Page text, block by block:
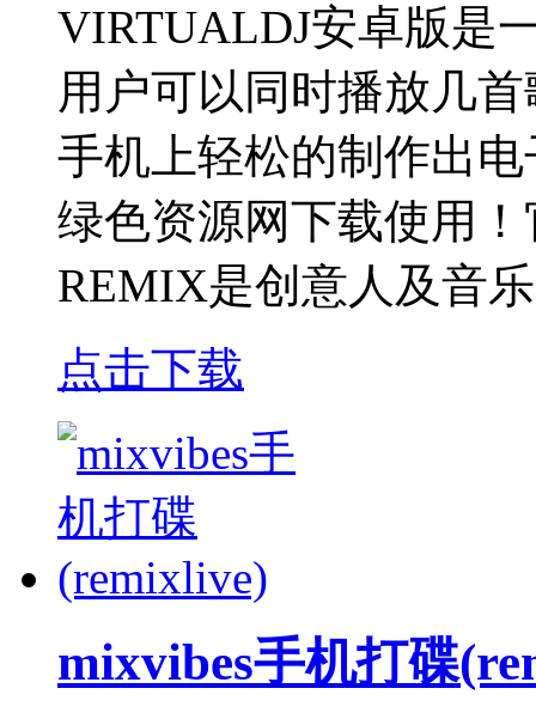
VIRTUALDJ安卓版是
用户可以同时播放几
手机上轻松的制作出
绿色资源网下载使用
REMIX是创意人及音
点击下载
mixvibes手机打碟